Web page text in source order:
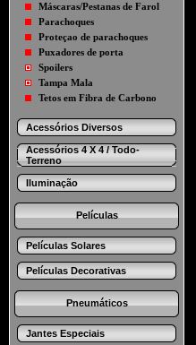
Máscaras/Pestanas de Farol
Parachoques
Proteçao de parachoques
Puxadores de porta
Spoilers
Tampa Mala
Tetos em Fibra de Carbono
Acessórios Diversos
Acessórios 4 X 4 / Todo-
Terreno
Iluminação
Películas
Películas Solares
Películas Decorativas
Pneumáticos
Jantes Especiais